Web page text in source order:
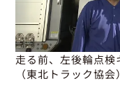
走る前、左後輪点検
（東北トラック協